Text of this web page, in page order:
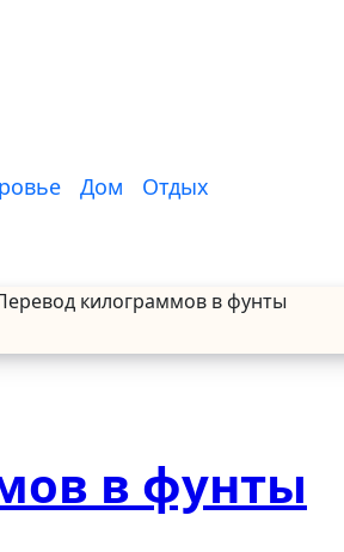
Дом Отдых
килограммов в фунты
в фунты